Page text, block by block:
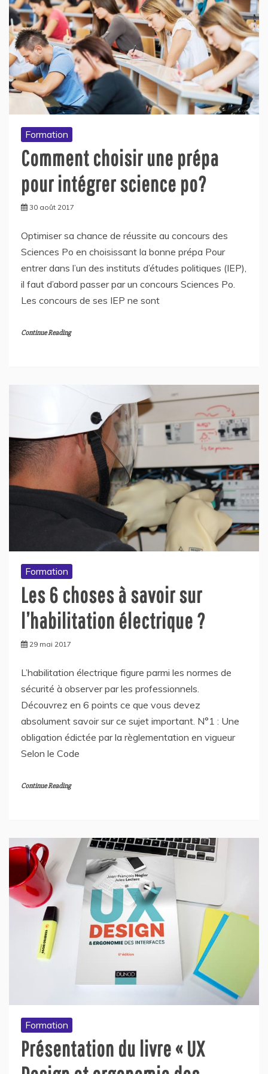
Formation
Comment choisir une prépa
pour intégrer science po?
30 août 2017
Optimiser sa chance de réussite au concours des
Sciences Po en choisissant la bonne prépa Pour
entrer dans l’un des instituts d’études politiques (IEP),
il faut d’abord passer par un concours Sciences Po.
Les concours de ses IEP ne sont
Continue Reading
Formation
Les 6 choses à savoir sur
l’habilitation électrique ?
29 mai 2017
L’habilitation électrique figure parmi les normes de
sécurité à observer par les professionnels.
Découvrez en 6 points ce que vous devez
absolument savoir sur ce sujet important. N°1 : Une
obligation édictée par la règlementation en vigueur
Selon le Code
Continue Reading
Formation
Présentation du livre « UX